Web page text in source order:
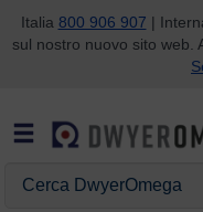
Salta alla ricerca
Salta al contenuto
Salta alla navigazione
Italia 800 906 907 |
sul nostro nuovo sito web.